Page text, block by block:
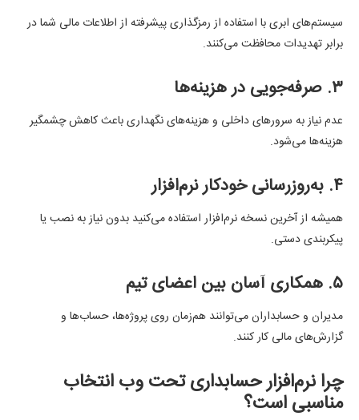
سیستم‌های ابری با استفاده از رمزگذاری پیشرفته از اطلاعات مالی شما در
برابر تهدیدات محافظت می‌کنند.
۳. صرفه‌جویی در هزینه‌ها
عدم نیاز به سرورهای داخلی و هزینه‌های نگهداری باعث کاهش چشمگیر
هزینه‌ها می‌شود.
۴. به‌روزرسانی خودکار نرم‌افزار
همیشه از آخرین نسخه نرم‌افزار استفاده می‌کنید بدون نیاز به نصب یا
پیکربندی دستی.
۵. همکاری آسان بین اعضای تیم
مدیران و حسابداران می‌توانند هم‌زمان روی پروژه‌ها، حساب‌ها و
گزارش‌های مالی کار کنند.
چرا نرم‌افزار حسابداری تحت وب انتخاب
مناسبی است؟